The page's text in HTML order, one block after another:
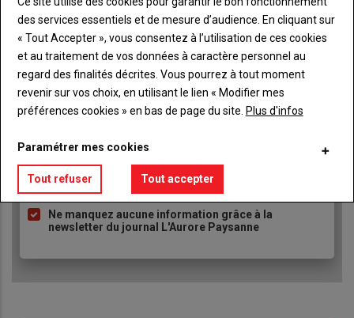
TITRE JE M'ABONNE
Body A partir de 93€
Lien JE M'ABONNE
Liste
à
puce
Accédez à tous les articles du site L'Aurore
Consultez le journal L'Aurore Paysanne au format
numérique, sur tous les supports
Ne manquez aucune information grâce à la
newsletter du journal L'Aurore Paysanne
des services essentiels et de mesure d’audience. En cliquant sur
« Tout Accepter », vous consentez à l’utilisation de ces cookies
et au traitement de vos données à caractère personnel au
regard des finalités décrites. Vous pourrez à tout moment
revenir sur vos choix, en utilisant le lien « Modifier mes
préférences cookies » en bas de page du site. Plus d'infos
Paramétrer mes cookies
Tout refuser Tout accepter